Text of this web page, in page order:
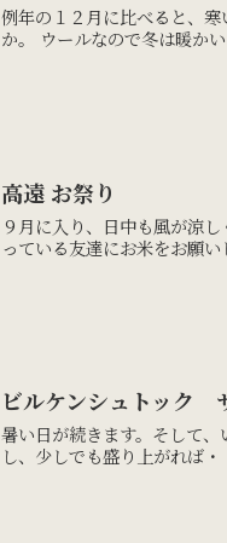
例年の１２月に比べると、
か。 ウールなので冬は暖か
高遠 お祭り
９月に入り、日中も風が涼
っている友達にお米をお願
ビルケンシュトック
暑い日が続きます。そして
し、少しでも盛り上がれば